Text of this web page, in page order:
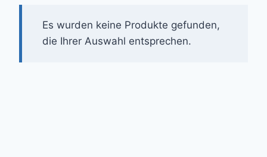
Es wurden keine Produkte gefunden,
die Ihrer Auswahl entsprechen.